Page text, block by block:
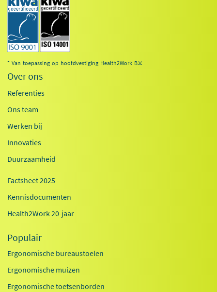
* Van toepassing op hoofdvestiging Health2Work B.V.
Over ons
Referenties
Ons team
Werken bij
Innovaties
Duurzaamheid
Factsheet 2025
Kennisdocumenten
Health2Work 20-jaar
Populair
Ergonomische bureaustoelen
Ergonomische muizen
Ergonomische toetsenborden